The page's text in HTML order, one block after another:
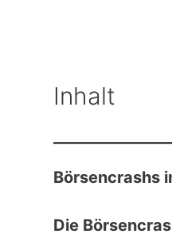
Inhalt
Börsencrashs
Die